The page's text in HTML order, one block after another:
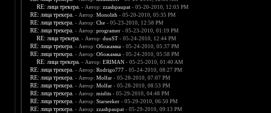
RE: лица трекера. - Автор: zzashpaupat- 05-20-2010, 12:03 PM
RE: лица трекера. - Автор: Monolith - 05-20-2010, 05:35 PM
RE: лица трекера. - Автор: Che- 05-23-2010, 12:58 PM
RE: лица трекера. - Автор: programer- 05-23-2010, 01:19 PM
RE: лица трекера. - Автор: duuST- 05-24-2010, 12:44 PM
RE: лица трекера. - Автор: Обожамка- 05-24-2010, 05:37 PM
RE: лица трекера. - Автор: Обожамка- 05-24-2010, 05:58 PM
RE: лица трекера. - Автор: ERIMAN- 05-25-2010, 01:40 AM
RE: лица трекера. - Автор: Rodrigo777- 05-24-2010, 08:27 PM
RE: лица трекера. - Автор: Molfar- 05-28-2010, 07:07 PM
RE: лица трекера. - Автор: Molfar- 05-28-2010, 08:53 PM
RE: лица трекера. - Автор: misfits- 05-29-2010, 04:48 PM
RE: лица трекера. - Автор: Starseeker- 05-29-2010, 06:50 PM
RE: лица трекера. - Автор: zzashpaupat- 05-29-2010, 09:13 PM